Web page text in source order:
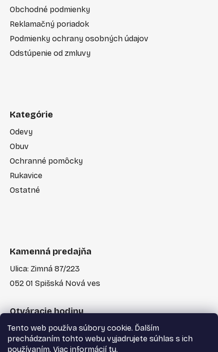
Tento web používa súbory cookie. Ďalším
prechádzaním tohto webu vyjadrujete súhlas s ich
používaním. Viac informácií tu.
Obchodné podmienky
Reklamačný poriadok
Podmienky ochrany osobných údajov
Odstúpenie od zmluvy
Kategórie
Odevy
Obuv
Ochranné pomôcky
Rukavice
Ostatné
Kamenná predajňa
Ulica: Zimná 87/223
052 01 Spišská Nová ves
Otváracie hodiny
Po-Pia: 7:30 - 17:00